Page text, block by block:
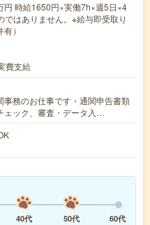
時給1650円×実働7h×週5日×4
はありません。※給与即受取り
）
費支給
事務のお仕事です・通関申告書類
ェック、審査・データ入…
40代 50代
60代